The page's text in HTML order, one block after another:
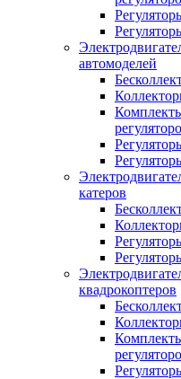
автомоделей
катеров
квадрокоптеров